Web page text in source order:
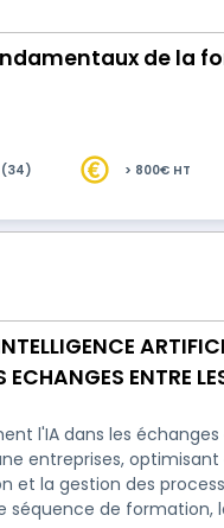
de la
(34) > 800€ HT
ECHANGES ENTRE
SOCIETE
l'IA dans les
entreprises, optimisant
la gestion des
séquence de formation,